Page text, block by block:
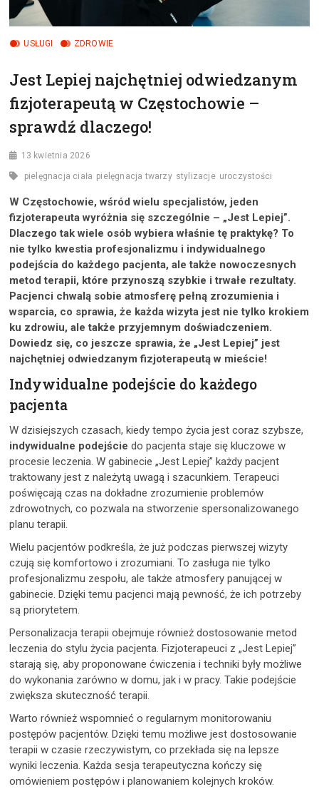
USŁUGI ZDROWIE
Jest Lepiej najchętniej odwiedzanym
fizjoterapeutą w Częstochowie –
sprawdź dlaczego!
13 kwietnia 2026
pielęgnacja ciała pielęgnacja twarzy stylizacje uroczystości
W Częstochowie, wśród wielu specjalistów, jeden
fizjoterapeuta wyróżnia się szczególnie – „Jest Lepiej”.
Dlaczego tak wiele osób wybiera właśnie tę praktykę? To
nie tylko kwestia profesjonalizmu i indywidualnego
podejścia do każdego pacjenta, ale także nowoczesnych
metod terapii, które przynoszą szybkie i trwałe rezultaty.
Pacjenci chwalą sobie atmosferę pełną zrozumienia i
wsparcia, co sprawia, że każda wizyta jest nie tylko krokiem
ku zdrowiu, ale także przyjemnym doświadczeniem.
Dowiedz się, co jeszcze sprawia, że „Jest Lepiej” jest
najchętniej odwiedzanym fizjoterapeutą w mieście!
Indywidualne podejście do każdego
pacjenta
W dzisiejszych czasach, kiedy tempo życia jest coraz szybsze,
indywidualne podejście do pacjenta staje się kluczowe w
procesie leczenia. W gabinecie „Jest Lepiej” każdy pacjent
traktowany jest z należytą uwagą i szacunkiem. Terapeuci
poświęcają czas na dokładne zrozumienie problemów
zdrowotnych, co pozwala na stworzenie spersonalizowanego
planu terapii.
Wielu pacjentów podkreśla, że już podczas pierwszej wizyty
czują się komfortowo i zrozumiani. To zasługa nie tylko
profesjonalizmu zespołu, ale także atmosfery panującej w
gabinecie. Dzięki temu pacjenci mają pewność, że ich potrzeby
są priorytetem.
Personalizacja terapii obejmuje również dostosowanie metod
leczenia do stylu życia pacjenta. Fizjoterapeuci z „Jest Lepiej”
starają się, aby proponowane ćwiczenia i techniki były możliwe
do wykonania zarówno w domu, jak i w pracy. Takie podejście
zwiększa skuteczność terapii.
Warto również wspomnieć o regularnym monitorowaniu
postępów pacjentów. Dzięki temu możliwe jest dostosowanie
terapii w czasie rzeczywistym, co przekłada się na lepsze
wyniki leczenia. Każda sesja terapeutyczna kończy się
omówieniem postępów i planowaniem kolejnych kroków.